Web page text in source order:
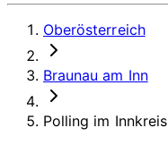
Oberösterreich
Braunau am Inn
Polling im Innkreis